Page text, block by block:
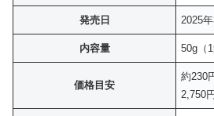
発売日 2025年
内容量 50g（1
価格目安
約230
2,750円